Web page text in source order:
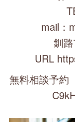
mail：
釧
URL
無料相談予